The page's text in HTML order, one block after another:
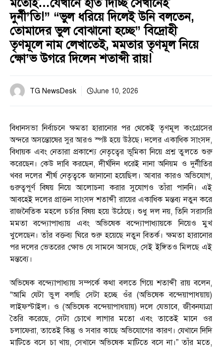
মতোই…যেখানে হাত দিচ্ছি সেখানেই
দুর্নী’তি!” “ভুল ধরিয়ে দিলেই উনি বলতেন,
তোমাদের ভুল বোঝানো হচ্ছে” বিদ্রোহী
তৃণমূলে নাম লেখাতেই, মমতার তৃণমূল নিয়ে
ক্ষো’ভ উগরে দিলেন শতাব্দী রায়!
TG NewsDesk June 10, 2026
বিধানসভা নির্বাচনে ক্ষমতা হারানোর পর থেকেই তৃণমূল কংগ্রেসের
অন্দরে অসন্তোষের সুর আরও স্পষ্ট হয়ে উঠছে। দলের একাধিক সাংসদ,
বিধায়ক এবং নেতারা প্রকাশ্যে নেতৃত্বের ভূমিকা নিয়ে প্রশ্ন তুলতে শুরু
করেছেন। কেউ দাবি করছেন, দীর্ঘদিন ধরেই নানা অনিয়ম ও দুর্নীতির
খবর দলের শীর্ষ নেতৃত্বকে জানানো হয়েছিল। আবার কারও অভিযোগ,
গুরুত্বপূর্ণ বিষয় নিয়ে আলোচনা করার সুযোগও তাঁরা পাননি। এই
আবহেই দলের প্রাক্তন সাংসদ শতাব্দী রায়ের একাধিক মন্তব্য নতুন করে
রাজনৈতিক মহলে চর্চার বিষয় হয়ে উঠেছে। শুধু দল নয়, তিনি সরাসরি
মমতা বন্দ্যোপাধ্যায় এবং অভিষেক বন্দ্যোপাধ্যায়কে নিয়েও মুখ
খুলেছেন। তাঁর বক্তব্য ঘিরে শুরু হয়েছে নতুন বিতর্ক। ক্ষমতা হারানোর
পর দলের ভেতরের ক্ষোভ যে সামনে আসছে, সেই ইঙ্গিতও মিলছে এই
মন্তব্যে।
অভিষেক বন্দ্যোপাধ্যায় সম্পর্কে কথা বলতে গিয়ে শতাব্দী রায় বলেন,
“আমি যেটা ভুল বলছি সেটা হচ্ছে ওঁর (অভিষেক বন্দ্য়োপাধ্য়ায়)
লাইফস্টাইল। ও (অভিষেক বন্দ্য়োপাধ্য়ায়) দলে যেভাবে, জীবনযাত্রা
তৈরি করেছে, সেটা চোখে লাগার মতো এবং তাতেই মানে ওর
চলাফেরা, তাতেই কিন্তু ও সবার কাছে অভিযোগের কারণ। যেখানে দিদি
মাটিতে বসে চা খায়, সেখানে অভিষেক মাটিতে বসে না।” তাঁর মতে,